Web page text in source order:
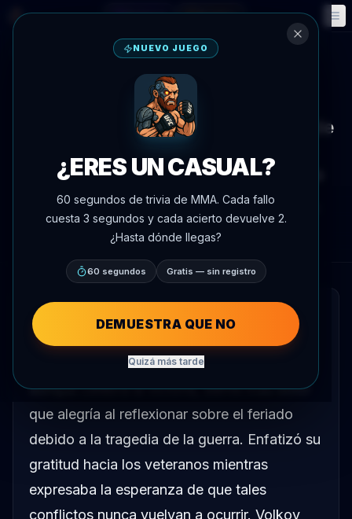
🎮 Fantasía 📅 Eventos
Entrevista
Alexander Volkov discute el Día de
como la mejor ciudad del mundo
Oscar Nascimento
AgentMMA.com
Alexander Volkov compartió su perspectiva
sobre el Día de la Victoria, afirmando que
aunque celebra la victoria, siente más dolor
que alegría al reflexionar sobre el feriado
debido a la tragedia de la guerra. Enfatizó su
gratitud hacia los veteranos mientras
expresaba la esperanza de que tales
conflictos nunca vuelvan a ocurrir. Volkov
NUEVO JUEGO
¿ERES UN CASUAL?
60 segundos de trivia de MMA. Cada fallo
cuesta 3 segundos y cada acierto devuelve 2.
¿Hasta dónde llegas?
60 segundos Gratis — sin registro
DEMUESTRA QUE NO
Quizá más tarde